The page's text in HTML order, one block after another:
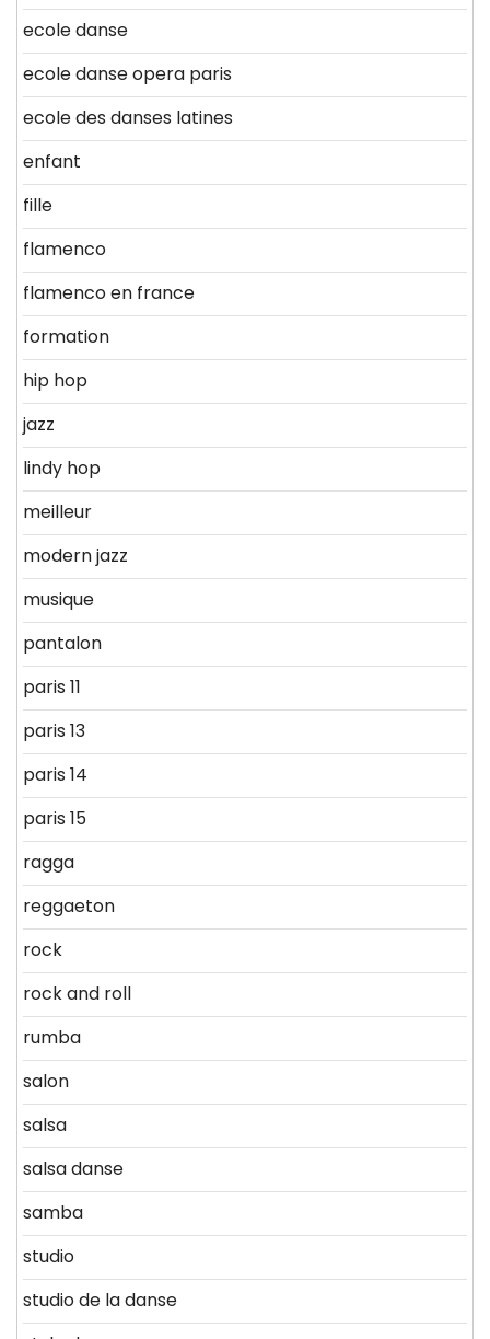
ecole danse
ecole danse opera paris
ecole des danses latines
enfant
fille
flamenco
flamenco en france
formation
hip hop
jazz
lindy hop
meilleur
modern jazz
musique
pantalon
paris 11
paris 13
paris 14
paris 15
ragga
reggaeton
rock
rock and roll
rumba
salon
salsa
salsa danse
samba
studio
studio de la danse